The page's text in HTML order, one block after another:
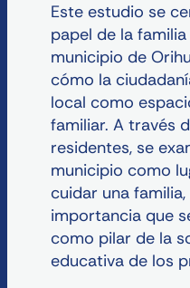
Este estudio se
papel de la
municipio de
cómo la
local como
familiar. A través
residentes, se
municipio como
cuidar una
importancia que
como pilar de la
educativa de los